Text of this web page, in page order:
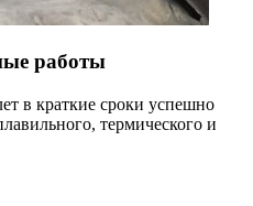
работы
в краткие сроки успешно
термического и